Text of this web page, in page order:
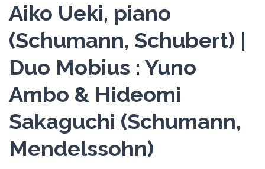
Aiko Ueki, piano
(Schumann, Schubert) |
Duo Mobius : Yuno
Ambo & Hideomi
Sakaguchi (Schumann,
Mendelssohn)